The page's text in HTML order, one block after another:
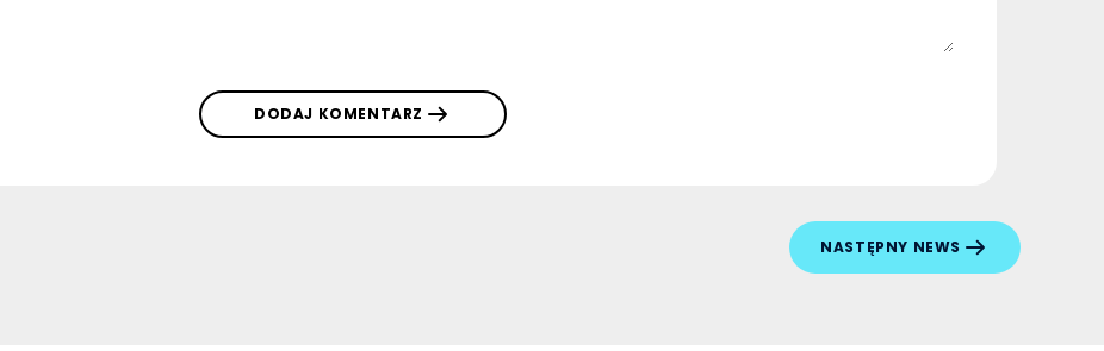
DODAJ KOMENTARZ
NASTĘPNY NEWS